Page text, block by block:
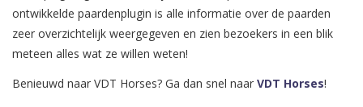
ontwikkelde paardenplugin is alle informatie over de paarden
zeer overzichtelijk weergegeven en zien bezoekers in een blik
meteen alles wat ze willen weten!
Benieuwd naar VDT Horses? Ga dan snel naar VDT Horses!